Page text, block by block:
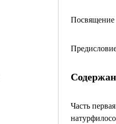
Посвящение
Часть